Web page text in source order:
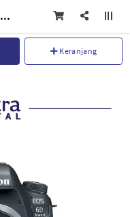
Canon 6D Mark II (WG) Body Only EOS
Keranjang